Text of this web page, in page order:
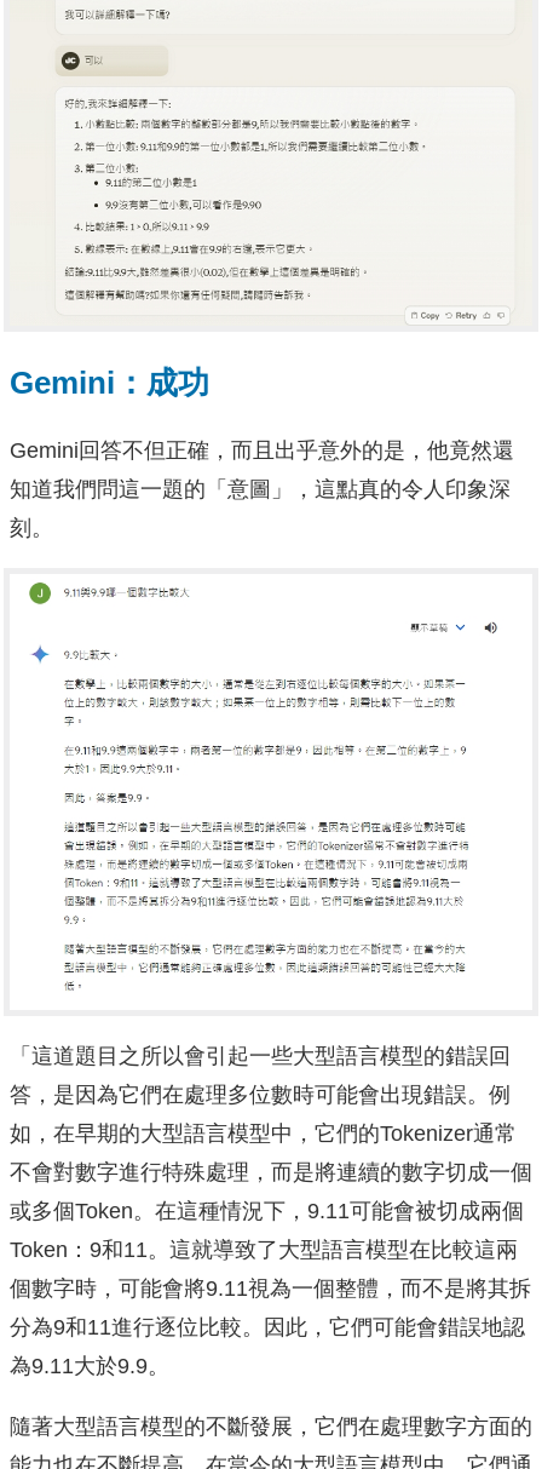
Gemini：成功
Gemini回答不但正確，而且出乎意外的是，他竟然還
知道我們問這一題的「意圖」，這點真的令人印象深
刻。
「這道題目之所以會引起一些大型語言模型的錯誤回
答，是因為它們在處理多位數時可能會出現錯誤。例
如，在早期的大型語言模型中，它們的Tokenizer通常
不會對數字進行特殊處理，而是將連續的數字切成一個
或多個Token。在這種情況下，9.11可能會被切成兩個
Token：9和11。這就導致了大型語言模型在比較這兩
個數字時，可能會將9.11視為一個整體，而不是將其拆
分為9和11進行逐位比較。因此，它們可能會錯誤地認
為9.11大於9.9。
隨著大型語言模型的不斷發展，它們在處理數字方面的